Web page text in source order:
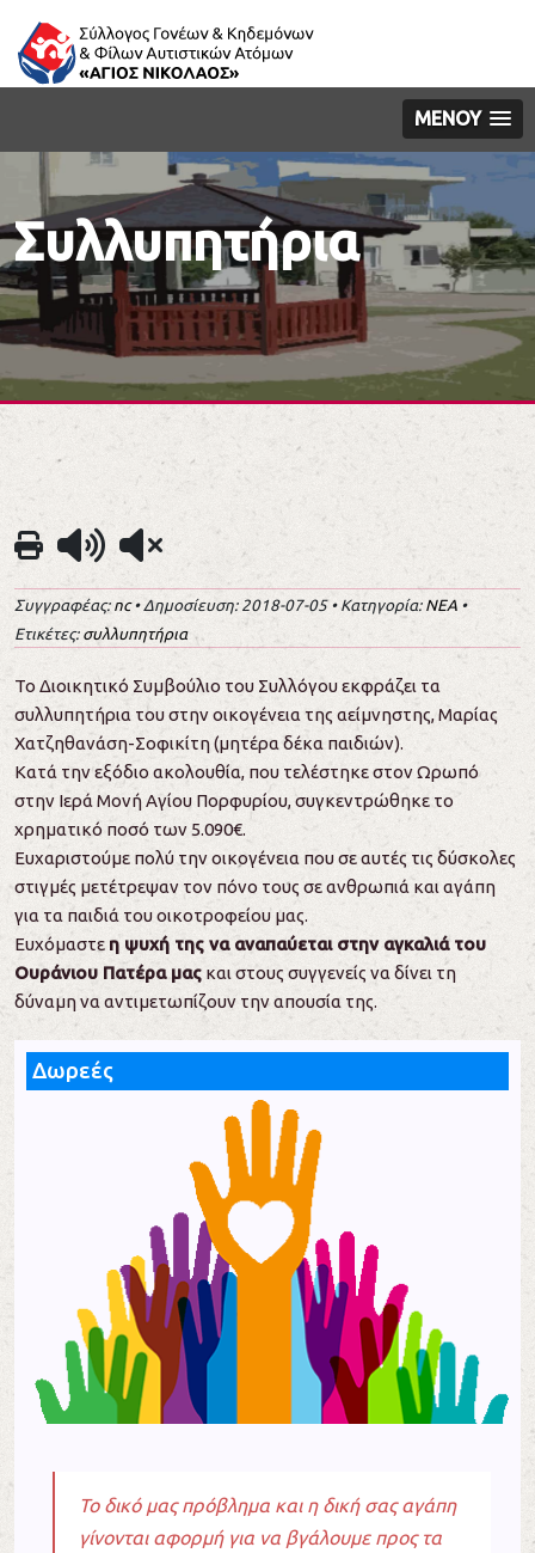
ΜΕΝΟΥ
Συλλυπητήρια
Συγγραφέας: nc• Δημοσίευση: 2018-07-05 • Κατηγορία: ΝΕΑ •
Ετικέτες: συλλυπητήρια
Το Διοικητικό Συμβούλιο του Συλλόγου εκφράζει τα
συλλυπητήρια του στην οικογένεια της αείμνηστης, Μαρίας
Χατζηθανάση-Σοφικίτη (μητέρα δέκα παιδιών).
Κατά την εξόδιο ακολουθία, που τελέστηκε στον Ωρωπό
στην Ιερά Μονή Αγίου Πορφυρίου, συγκεντρώθηκε το
χρηματικό ποσό των 5.090€.
Ευχαριστούμε πολύ την οικογένεια που σε αυτές τις δύσκολες
στιγμές μετέτρεψαν τον πόνο τους σε ανθρωπιά και αγάπη
για τα παιδιά του οικοτροφείου μας.
Ευχόμαστε η ψυχή της να αναπαύεται στην αγκαλιά του
Ουράνιου Πατέρα μας και στους συγγενείς να δίνει τη
δύναμη να αντιμετωπίζουν την απουσία της.
Δωρεές
Το δικό μας πρόβλημα και η δική σας αγάπη
γίνονται αφορμή για να βγάλουμε προς τα